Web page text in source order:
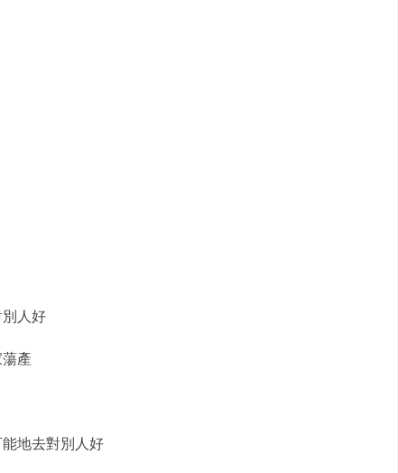
人好
產
地去對別人好